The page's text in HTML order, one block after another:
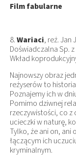
Film fabularne
8.Wariaci, reż. Jan
Doświadczalna Sp. z
Wkład
Najnowszy obraz
reżyserów to
Poznajemy ich w
Pomimo dziwnej
rzeczywistości, co
ucieczki w naturę,
Tylko, że ani on, ani
łączącym ich
kryminalnym.